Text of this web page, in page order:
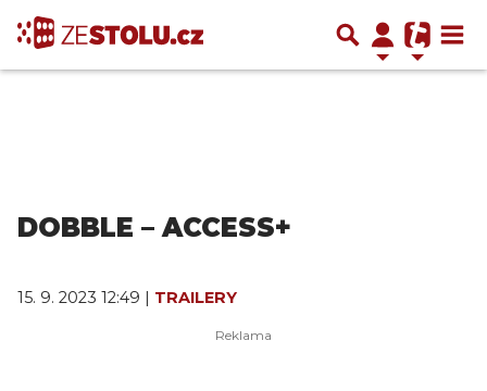
DOBBLE – ACCESS+
15. 9. 2023 12:49 | TRAILERY